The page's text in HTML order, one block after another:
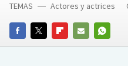
FACEBOOKTWITTERFLIPBOARD
E-
TEMAS Actores y actrices